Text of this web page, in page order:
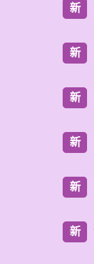
新
新
新
新
新
新